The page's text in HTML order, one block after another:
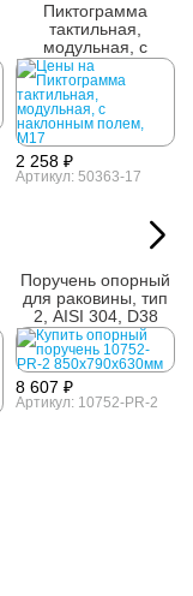
Пиктограмма
тактильная,
модульная, с
наклонным полем,
М17
2 258 ₽
Артикул: 50363-17
Поручень опорный
для раковины, тип
2, AISI 304, D38
8 607 ₽
Артикул: 10752-PR-2